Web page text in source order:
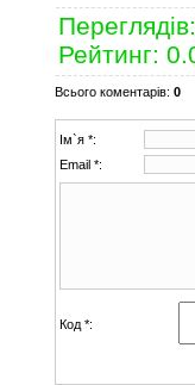
Переглядів:
Рейтинг:
Всього коментарів: 0
Ім`я *:
Email *:
Код *: